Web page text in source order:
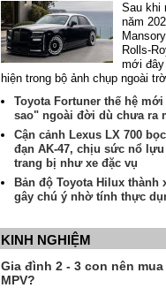
Sau khi
năm
Rolls-
mới
hiện trong bộ ảnh chụp ngoài
Toyota Fortuner thế hệ
sao" ngoài đời dù chưa ra
Cận cảnh Lexus LX 700
đạn AK-47, chịu sức nổ
trang bị như xe đặc vụ
Bản độ Toyota Hilux thành
gây chú ý nhờ tính thực
KINH NGHIỆM
Gia đình 2 - 3 con nên mua
MPV?